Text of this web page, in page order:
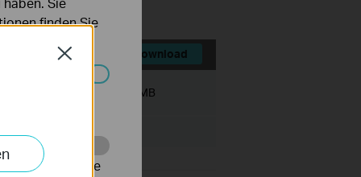
Download
10.19 MB
Close
finden Sie
nicht
um die